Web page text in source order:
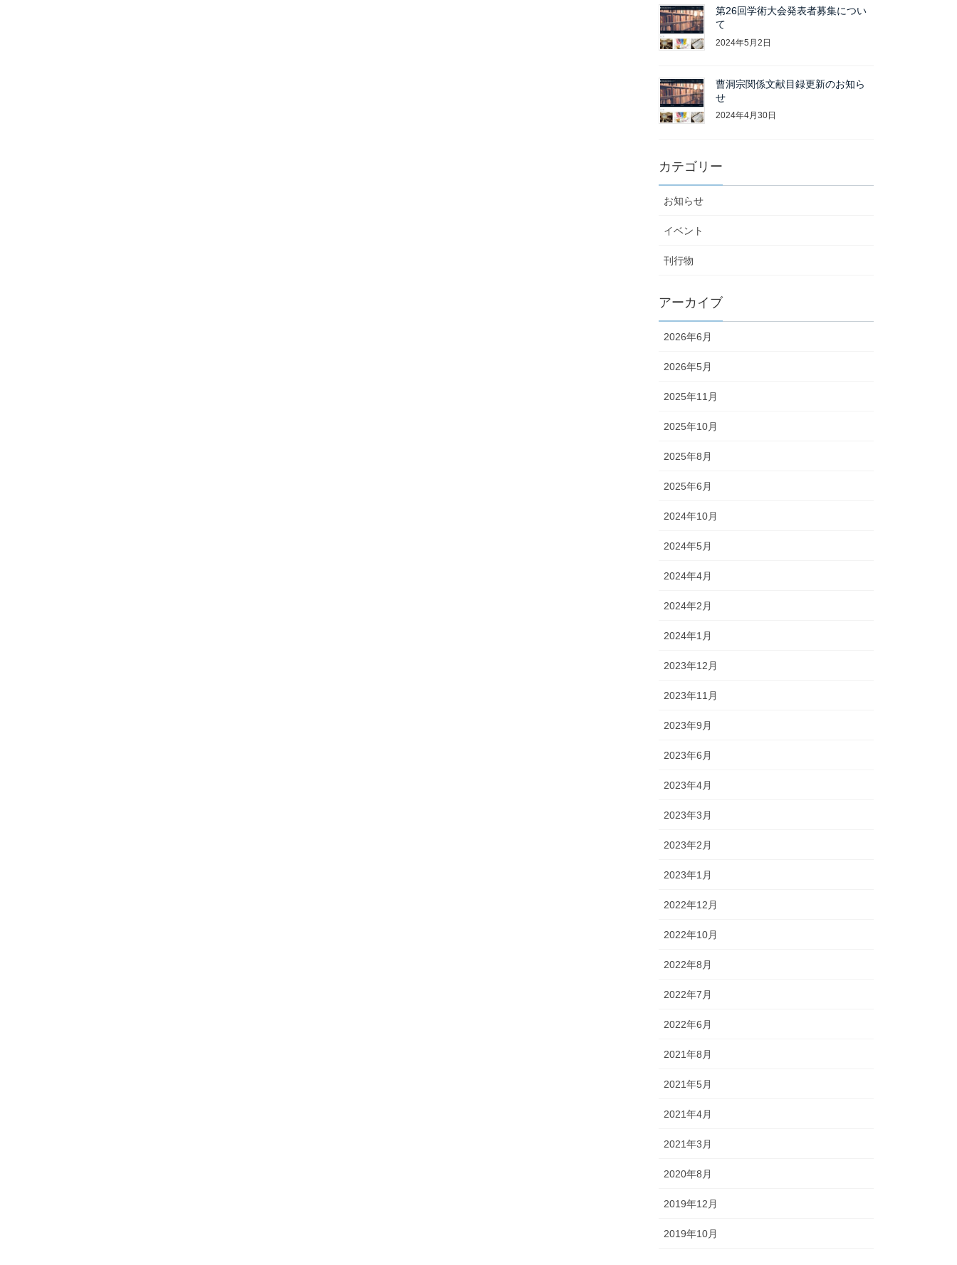
第26回学術大会発表者募集につい
て
2024年5月2日
曹洞宗関係文献目録更新のお知ら
せ
2024年4月30日
カテゴリー
お知らせ
イベント
刊行物
アーカイブ
2026年6月
2026年5月
2025年11月
2025年10月
2025年8月
2025年6月
2024年10月
2024年5月
2024年4月
2024年2月
2024年1月
2023年12月
2023年11月
2023年9月
2023年6月
2023年4月
2023年3月
2023年2月
2023年1月
2022年12月
2022年10月
2022年8月
2022年7月
2022年6月
2021年8月
2021年5月
2021年4月
2021年3月
2020年8月
2019年12月
2019年10月